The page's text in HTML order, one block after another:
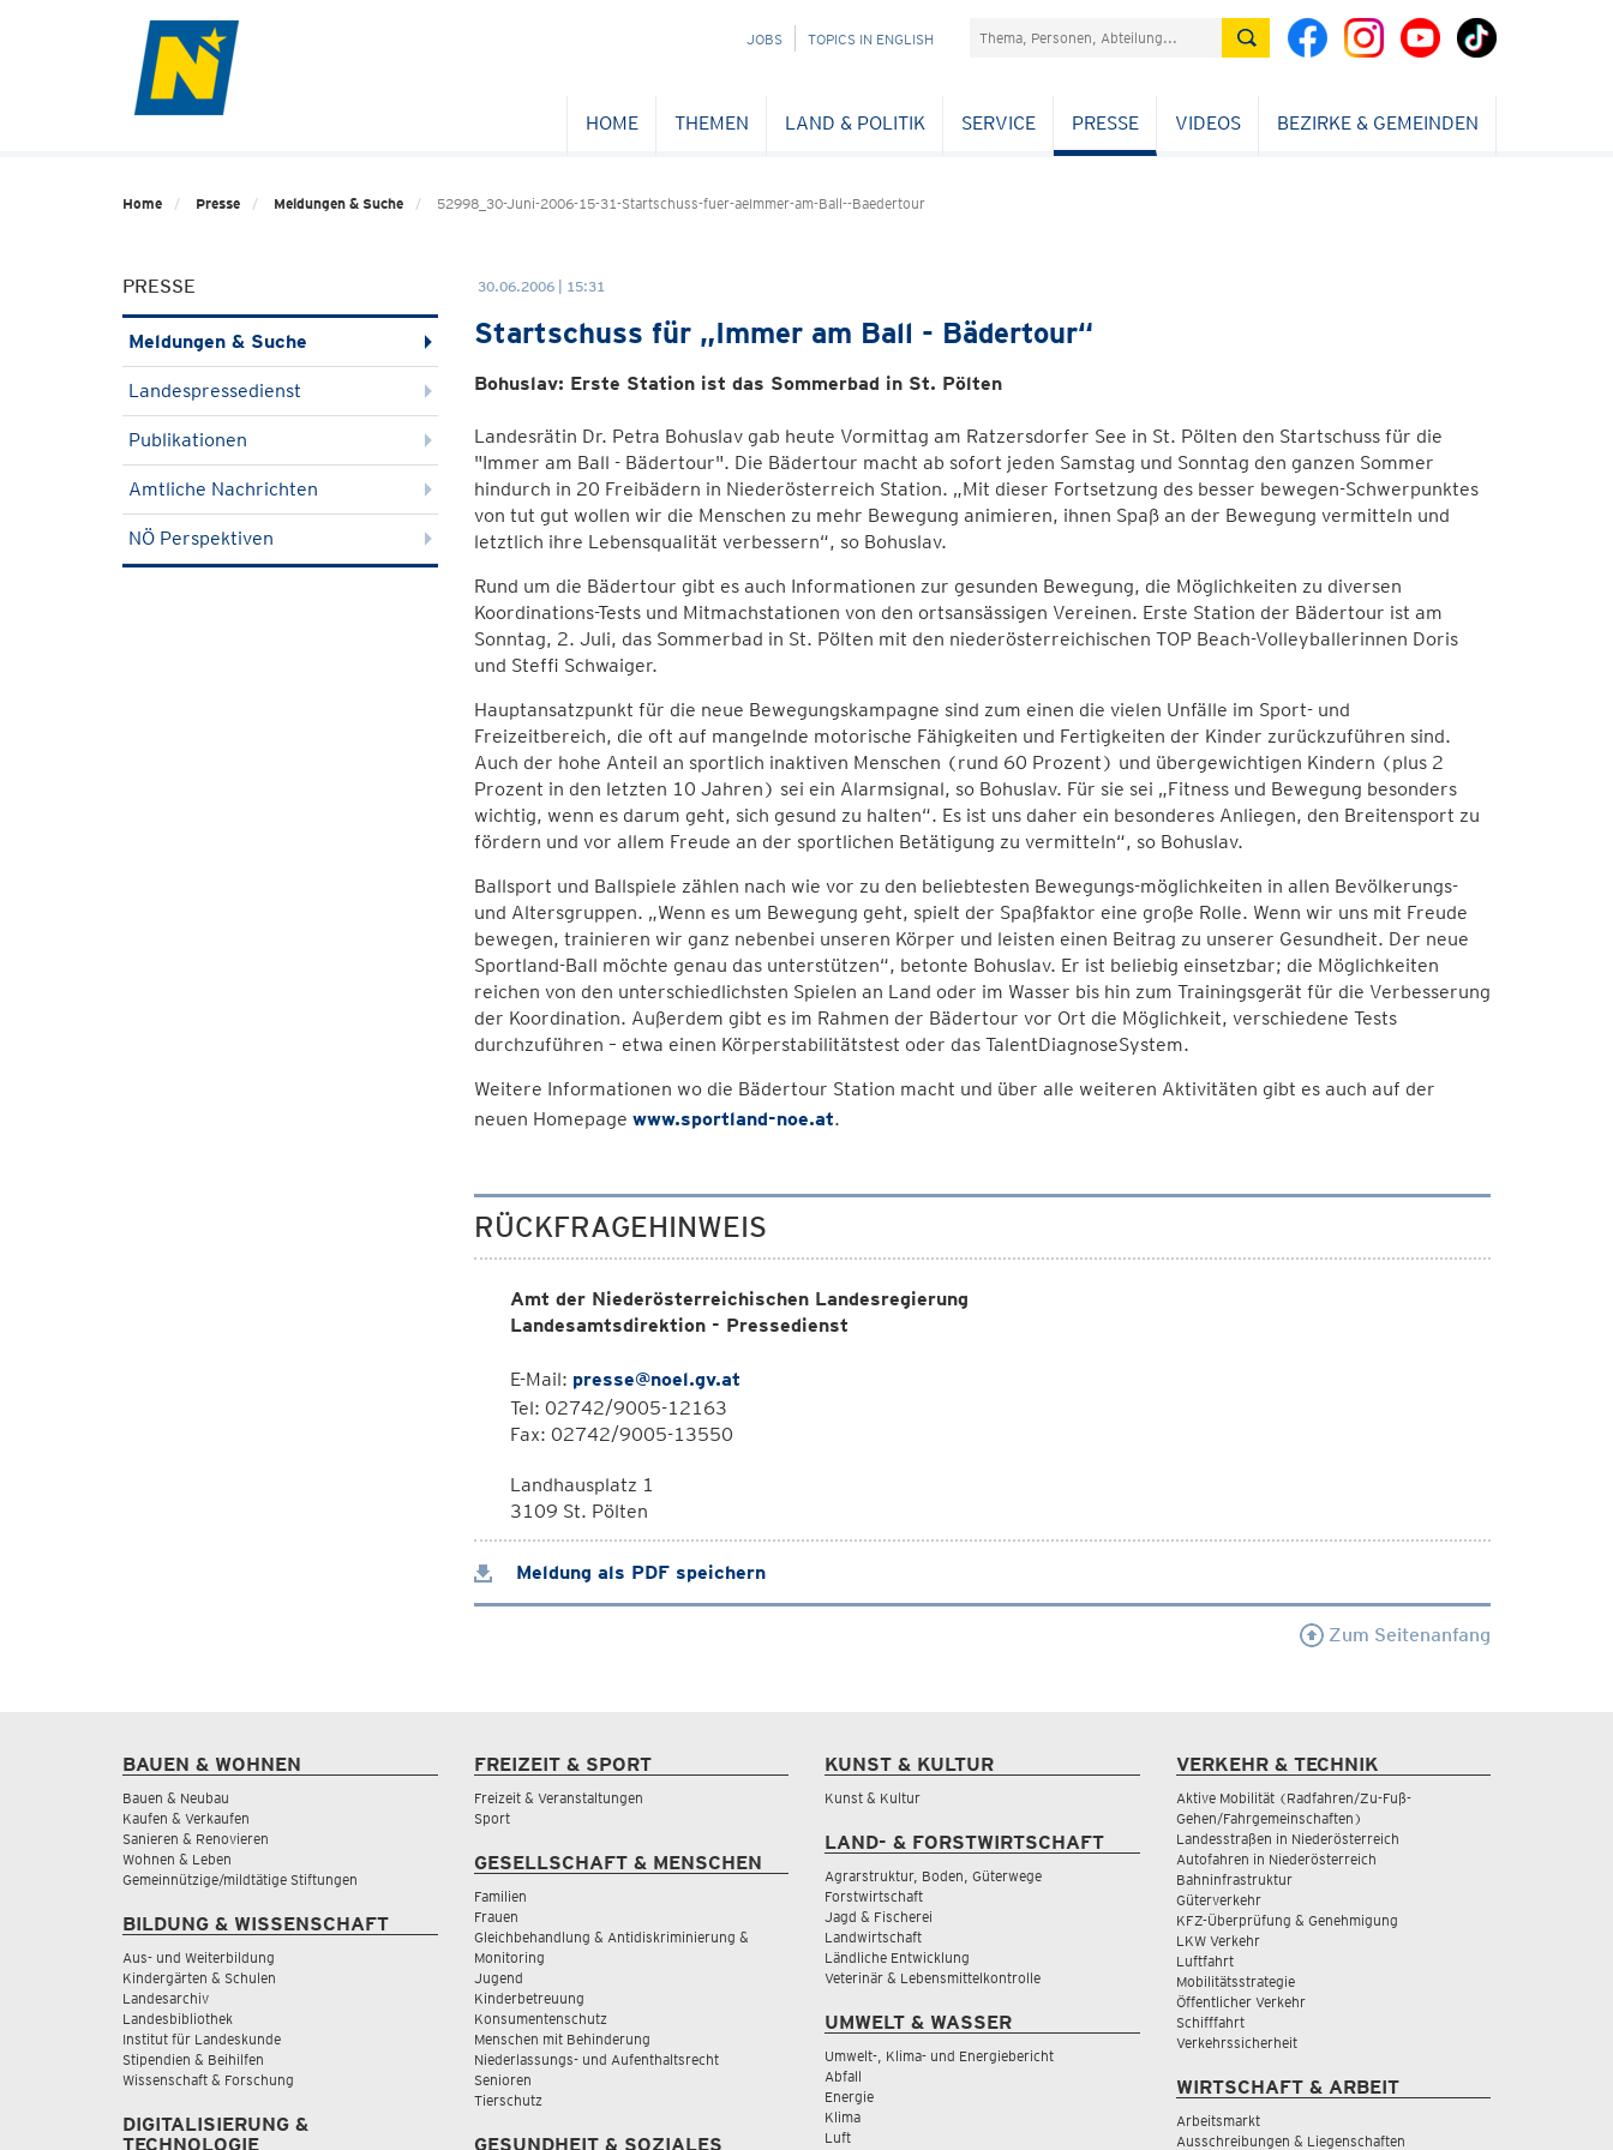
NAVIGATION
JOBS TOPICS IN ENGLISH Suchefeld
HOME THEMEN LAND & POLITIK SERVICE PRESSE VIDEOS BEZIRKE & GEMEINDEN
Home Presse Meldungen & Suche 52998_30-Juni-2006-15-31-Startschuss-fuer-aeImmer-am-Ball--Baedertour
PRESSE
Meldungen & Suche
Landespressedienst
Publikationen
Amtliche Nachrichten
NÖ Perspektiven
30.06.2006 | 15:31
Startschuss für „Immer am Ball - Bädertour“
Bohuslav: Erste Station ist das Sommerbad in St. Pölten
Landesrätin Dr. Petra Bohuslav gab heute Vormittag am Ratzersdorfer See in St. Pölten den Startschuss für die
"Immer am Ball - Bädertour". Die Bädertour macht ab sofort jeden Samstag und Sonntag den ganzen Sommer
hindurch in 20 Freibädern in Niederösterreich Station. „Mit dieser Fortsetzung des besser bewegen-Schwerpunktes
von tut gut wollen wir die Menschen zu mehr Bewegung animieren, ihnen Spaß an der Bewegung vermitteln und
letztlich ihre Lebensqualität verbessern“, so Bohuslav.
Rund um die Bädertour gibt es auch Informationen zur gesunden Bewegung, die Möglichkeiten zu diversen
Koordinations-Tests und Mitmachstationen von den ortsansässigen Vereinen. Erste Station der Bädertour ist am
Sonntag, 2. Juli, das Sommerbad in St. Pölten mit den niederösterreichischen TOP Beach-Volleyballerinnen Doris
und Steffi Schwaiger.
Hauptansatzpunkt für die neue Bewegungskampagne sind zum einen die vielen Unfälle im Sport- und
Freizeitbereich, die oft auf mangelnde motorische Fähigkeiten und Fertigkeiten der Kinder zurückzuführen sind.
Auch der hohe Anteil an sportlich inaktiven Menschen (rund 60 Prozent) und übergewichtigen Kindern (plus 2
Prozent in den letzten 10 Jahren) sei ein Alarmsignal, so Bohuslav. Für sie sei „Fitness und Bewegung besonders
wichtig, wenn es darum geht, sich gesund zu halten“. Es ist uns daher ein besonderes Anliegen, den Breitensport zu
fördern und vor allem Freude an der sportlichen Betätigung zu vermitteln“, so Bohuslav.
Ballsport und Ballspiele zählen nach wie vor zu den beliebtesten Bewegungs-möglichkeiten in allen Bevölkerungs-
und Altersgruppen. „Wenn es um Bewegung geht, spielt der Spaßfaktor eine große Rolle. Wenn wir uns mit Freude
bewegen, trainieren wir ganz nebenbei unseren Körper und leisten einen Beitrag zu unserer Gesundheit. Der neue
Sportland-Ball möchte genau das unterstützen“, betonte Bohuslav. Er ist beliebig einsetzbar; die Möglichkeiten
reichen von den unterschiedlichsten Spielen an Land oder im Wasser bis hin zum Trainingsgerät für die Verbesserung
der Koordination. Außerdem gibt es im Rahmen der Bädertour vor Ort die Möglichkeit, verschiedene Tests
durchzuführen – etwa einen Körperstabilitätstest oder das TalentDiagnoseSystem.
Weitere Informationen wo die Bädertour Station macht und über alle weiteren Aktivitäten gibt es auch auf der
neuen Homepage www.sportland-noe.at.
RÜCKFRAGEHINWEIS
Amt der Niederösterreichischen Landesregierung
Landesamtsdirektion - Pressedienst
E-Mail: presse@noel.gv.at
Tel: 02742/9005-12163
Fax: 02742/9005-13550
Landhausplatz 1
3109 St. Pölten
Meldung als PDF speichern
Zum Seitenanfang
BAUEN & WOHNEN
Bauen & Neubau
Kaufen & Verkaufen
Sanieren & Renovieren
Wohnen & Leben
Gemeinnützige/mildtätige Stiftungen
BILDUNG & WISSENSCHAFT
Aus- und Weiterbildung
Kindergärten & Schulen
Landesarchiv
Landesbibliothek
Institut für Landeskunde
Stipendien & Beihilfen
Wissenschaft & Forschung
DIGITALISIERUNG &
TECHNOLOGIE
FREIZEIT & SPORT
Freizeit & Veranstaltungen
Sport
GESELLSCHAFT & MENSCHEN
Familien
Frauen
Gleichbehandlung & Antidiskriminierung &
Monitoring
Jugend
Kinderbetreuung
Konsumentenschutz
Menschen mit Behinderung
Niederlassungs- und Aufenthaltsrecht
Senioren
Tierschutz
GESUNDHEIT & SOZIALES
KUNST & KULTUR
Kunst & Kultur
LAND- & FORSTWIRTSCHAFT
Agrarstruktur, Boden, Güterwege
Forstwirtschaft
Jagd & Fischerei
Landwirtschaft
Ländliche Entwicklung
Veterinär & Lebensmittelkontrolle
UMWELT & WASSER
Umwelt-, Klima- und Energiebericht
Abfall
Energie
Klima
Luft
VERKEHR & TECHNIK
Aktive Mobilität (Radfahren/Zu-Fuß-
Gehen/Fahrgemeinschaften)
Landesstraßen in Niederösterreich
Autofahren in Niederösterreich
Bahninfrastruktur
Güterverkehr
KFZ-Überprüfung & Genehmigung
LKW Verkehr
Luftfahrt
Mobilitätsstrategie
Öffentlicher Verkehr
Schifffahrt
Verkehrssicherheit
WIRTSCHAFT & ARBEIT
Arbeitsmarkt
Ausschreibungen & Liegenschaften